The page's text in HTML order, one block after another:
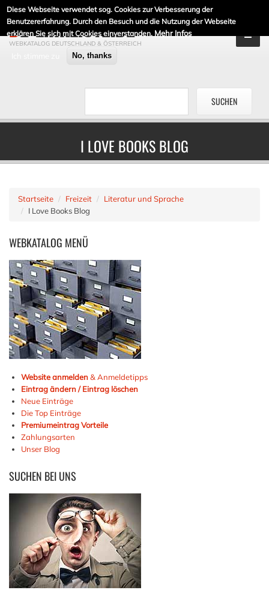
Diese Webseite verwendet sog. Cookies zur Verbesserung der
Benutzererfahrung. Durch den Besuch und die Nutzung der Webseite
erklären Sie sich mit Cookies einverstanden. Mehr Infos
No, thanks
DE-LINKLISTE.DE
WEBKATALOG DEUTSCHLAND & ÖSTERREICH
I LOVE BOOKS BLOG
Startseite Freizeit
Literatur und Sprache
I Love Books Blog
WEBKATALOG MENÜ
Website anmelden& Anmeldetipps
Eintrag ändern / Eintrag löschen
Neue Einträge
Die Top Einträge
Premiumeintrag Vorteile
Zahlungsarten
Unser Blog
SUCHEN BEI UNS